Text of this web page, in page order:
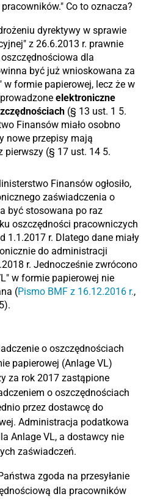
Co to oznacza?
dyrektywy w sprawie
z 26.6.2013 r. prawnie
dla
być już wnioskowana za
w formie papierowej, lecz że w
elektroniczne
(§ 13 ust. 1 5.
Finansów miało osobno
nowe przepisy mają
pierwszy (§ 17 ust. 14 5.
Finansów ogłosiło,
zaświadczenia o
być stosowana po raz
oszczędności pracowniczych
1.1.2017 r. Dlatego dane miały
do administracji
r. Jednocześnie zwrócono
w formie papierowej nie
(Pismo BMF z 16.12.2016 r.,
o oszczędnościach
papierowej (Anlage VL)
za rok 2017 zastąpione
o oszczędnościach
przez dostawcę do
Administracja podatkowa
Anlage VL, a dostawcy nie
zaświadczeń.
zgoda na przesyłanie
dla pracowników